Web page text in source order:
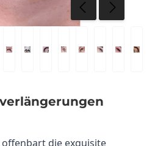
die exquisite